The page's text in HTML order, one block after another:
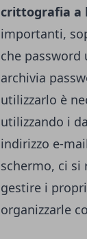
crittografia a
importanti,
che password
archivia
utilizzarlo è
utilizzando i
indirizzo e-
schermo, ci si
gestire i
organizzarle